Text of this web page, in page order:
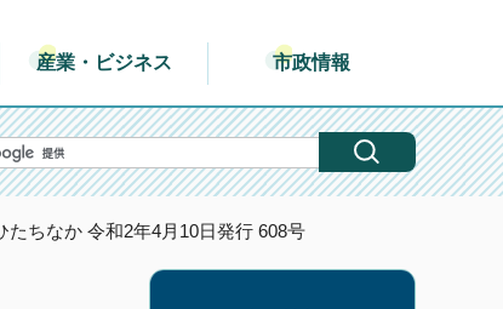
産業・ビジネス 市政情報
たちなか 令和2年4月10日発行 608号